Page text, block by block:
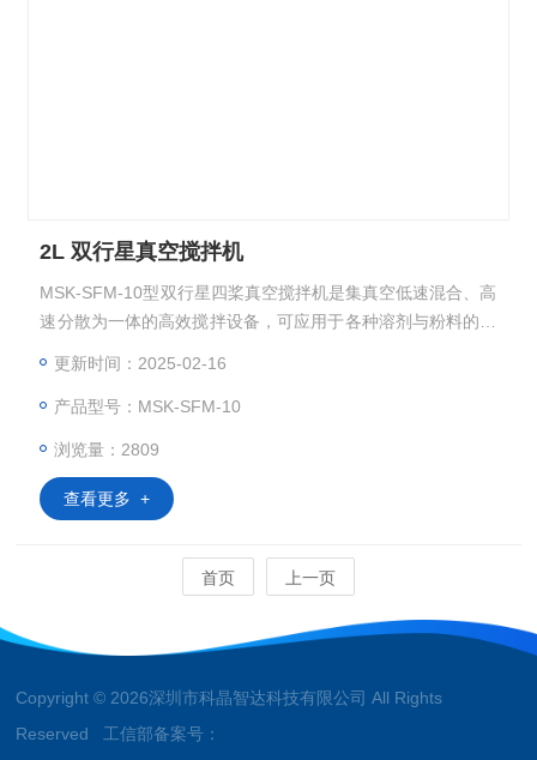
2L 双行星真空搅拌机
MSK-SFM-10型双行星四桨真空搅拌机是集真空低速混合、高
速分散为一体的高效搅拌设备，可应用于各种溶剂与粉料的混
用。 MSK-SFM-10 2L 双行星真空搅拌机
更新时间：2025-02-16
产品型号：MSK-SFM-10
浏览量：2809
查看更多 +
首页 上一页
Copyright © 2026深圳市科晶智达科技有限公司 All Rights
Reserved 工信部备案号：